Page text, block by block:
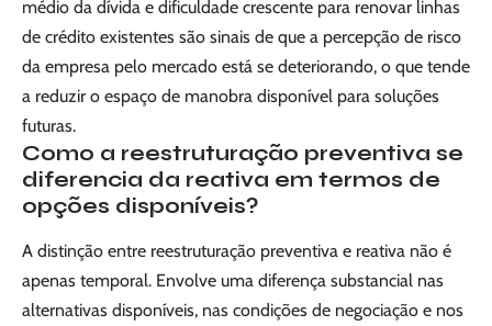
médio da dívida e dificuldade crescente para renovar linhas
de crédito existentes são sinais de que a percepção de risco
da empresa pelo mercado está se deteriorando, o que tende
a reduzir o espaço de manobra disponível para soluções
futuras.
Como a reestruturação preventiva se
diferencia da reativa em termos de
opções disponíveis?
A distinção entre reestruturação preventiva e reativa não é
apenas temporal. Envolve uma diferença substancial nas
alternativas disponíveis, nas condições de negociação e nos